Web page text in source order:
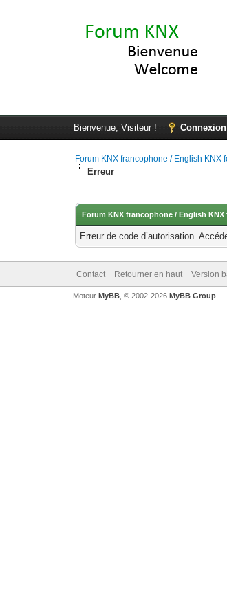
Bienvenue, Visiteur ! Connexion
Forum KNX francophone / English KNX
Erreur
Forum KNX francophone / English KNX
Erreur de code d’autorisation.
Contact Retourner en haut Version
Moteur MyBB, © 2002-2026 MyBB Group.